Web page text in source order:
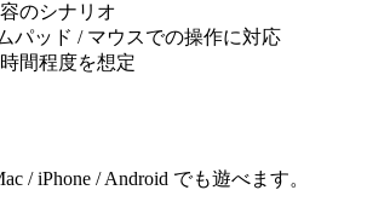
のシナリオ
パッド / マウスでの操作に対応
間程度を想定
/ iPhone / Android でも遊べます。